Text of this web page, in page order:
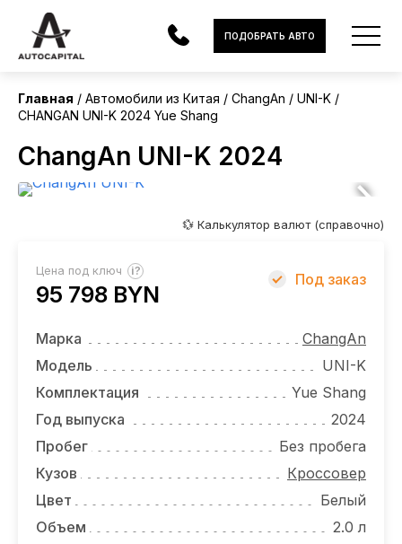
АВТОМОБИЛИ
ЭЛЕКТРОМОБИЛИ
УСЛУГИ
НОВОСТИ
ОТЗЫВЫ
ВАКАНСИИ
О КОМПАНИИ
КОНТАКТЫ
ПОДОБРАТЬ АВТО
Главная Автомобили из Китая ChangAn
UNI-K
CHANGAN UNI-K 2024 Yue Shang
ChangAn UNI-K 2024
Китай
Без пробега
💱 Калькулятор валют (справочно)
Цена под ключ ?
95 798 BYN
Под заказ
Марка
ChangAn
Модель
UNI-K
Комплектация
Yue Shang
Год выпуска
2024
Пробег
Без пробега
Кузов
Кроссовер
Цвет
Белый
Объем
2.0 л